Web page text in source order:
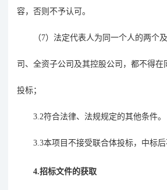
容，否则不予认可。
（7）法定代表人为同一个人的两个
司、全资子公司及其控股公司，都不得在
投标；
3.2符合法律、法规规定的其他条件。
3.3本项目不接受联合体投标，中标后
4.招标文件的获取